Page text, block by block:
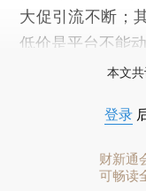
大促引流不断；
低价是平台不能动
本文
登录
财新通
可畅读